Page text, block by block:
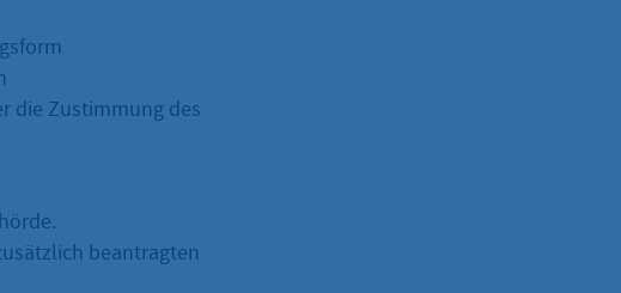
die Zustimmung des
beantragten